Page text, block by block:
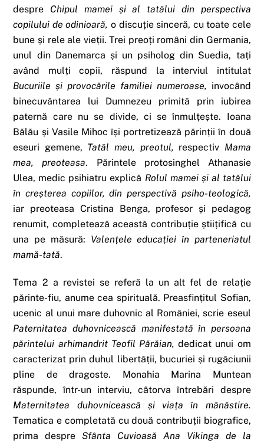
despre Chipul mamei și al tatălui din perspectiva
copilului de odinioară, o discuție sinceră, cu toate cele
bune și rele ale vieții. Trei preoți români din Germania,
unul din Danemarca și un psiholog din Suedia, tați
având mulți copii, răspund la interviul intitulat
Bucuriile și provocările familiei numeroase, invocând
binecuvântarea lui Dumnezeu primită prin iubirea
paternă care nu se divide, ci se înmulțește. Ioana
Bălău și Vasile Mihoc își portretizează părinții în două
eseuri gemene, Tatăl meu, preotul, respectiv Mama
mea, preoteasa. Părintele protosinghel Athanasie
Ulea, medic psihiatru explică Rolul mamei și al tatălui
în creșterea copiilor, din perspectivă psiho-teologică,
iar preoteasa Cristina Benga, profesor și pedagog
renumit, completează această contribuție știițifică cu
una pe măsură: Valențele educației în parteneriatul
mamă-tată.
Tema 2 a revistei se referă la un alt fel de relație
părinte-fiu, anume cea spirituală. Preasfințitul Sofian,
ucenic al unui mare duhovnic al României, scrie eseul
Paternitatea duhovnicească manifestată în persoana
părintelui arhimandrit Teofil Părăian,dedicat unui om
caracterizat prin duhul libertății, bucuriei și rugăciunii
pline de dragoste. Monahia Marina Muntean
răspunde, într-un interviu, câtorva întrebări despre
Maternitatea duhovnicească și viața în mânăstire.
Tematica e completată cu două contribuții biografice,
prima despreSfânta Cuvioasă Ana Vikinga de la